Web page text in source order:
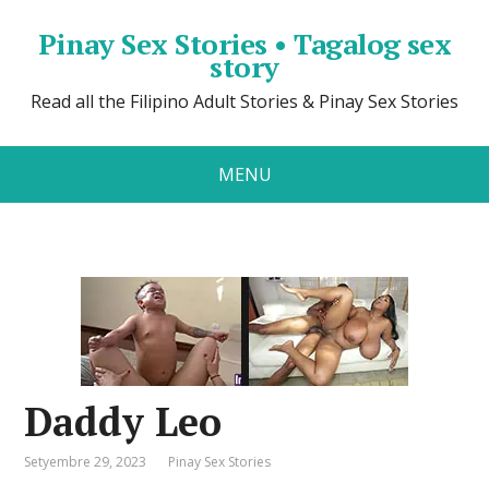
Pinay Sex Stories • Tagalog sex
story
Read all the Filipino Adult Stories & Pinay Sex Stories
MENU
Daddy Leo
Setyembre 29, 2023 Pinay Sex Stories